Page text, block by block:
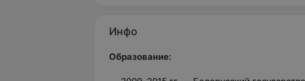
Инфо
Образование: